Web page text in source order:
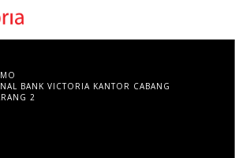
BANK VICTORIA KANTOR CABANG
2